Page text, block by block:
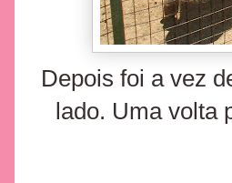
Depois foi a vez
lado. Uma volta